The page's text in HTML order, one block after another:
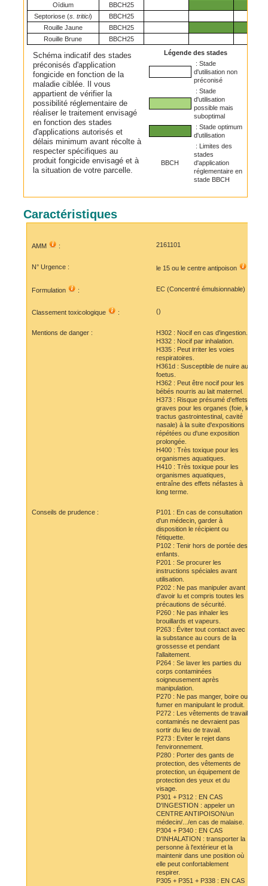
Oïdium
BBCH25
Septoriose (s. tritici)
BBCH25
Rouille Jaune
BBCH25
Rouille Brune
BBCH25
Schéma indicatif des stades
préconisés d'application
fongicide en fonction de la
maladie ciblée. Il vous
appartient de vérifier la
possibilité réglementaire de
réaliser le traitement envisagé
en fonction des stades
d'applications autorisés et
délais minimum avant récolte à
respecter spécifiques au
produit fongicide envisagé et à
la situation de votre parcelle.
Légende des stades
: Stade
d'utilisation non
préconisé
: Stade
d'utilisation
possible mais
suboptimal
: Stade optimum
d'utilisation
BBCH
: Limites des
stades
d'application
réglementaire en
stade BBCH
Caractéristiques
AMM : 2161101
N° Urgence : le 15 ou le centre antipoison
Formulation : EC (Concentré émulsionnable)
Classement toxicologique : ()
Mentions de danger :
H302 : Nocif en cas d'ingestion.
H332 : Nocif par inhalation.
H335 : Peut irriter les voies
respiratoires.
H361d : Susceptible de nuire au
foetus.
H362 : Peut être nocif pour les
bébés nourris au lait maternel.
H373 : Risque présumé d'effets
graves pour les organes (foie, le
tractus gastrointestinal, cavité
nasale) à la suite d'expositions
répétées ou d'une exposition
prolongée.
H400 : Très toxique pour les
organismes aquatiques.
H410 : Très toxique pour les
organismes aquatiques,
entraîne des effets néfastes à
long terme.
Conseils de prudence :
P101 : En cas de consultation
d'un médecin, garder à
disposition le récipient ou
l'étiquette.
P102 : Tenir hors de portée des
enfants.
P201 : Se procurer les
instructions spéciales avant
utilisation.
P202 : Ne pas manipuler avant
d'avoir lu et compris toutes les
précautions de sécurité.
P260 : Ne pas inhaler les
brouillards et vapeurs.
P263 : Éviter tout contact avec
la substance au cours de la
grossesse et pendant
l'allaitement.
P264 : Se laver les parties du
corps contaminées
soigneusement après
manipulation.
P270 : Ne pas manger, boire ou
fumer en manipulant le produit.
P272 : Les vêtements de travail
contaminés ne devraient pas
sortir du lieu de travail.
P273 : Eviter le rejet dans
l'environnement.
P280 : Porter des gants de
protection, des vêtements de
protection, un équipement de
protection des yeux et du
visage.
P301 + P312 : EN CAS
D'INGESTION : appeler un
CENTRE ANTIPOISON/un
médecin/.../en cas de malaise.
P304 + P340 : EN CAS
D'INHALATION : transporter la
personne à l'extérieur et la
maintenir dans une position où
elle peut confortablement
respirer.
P305 + P351 + P338 : EN CAS